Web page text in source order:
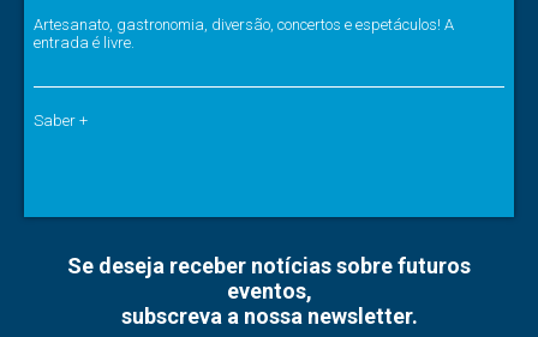
Artesanato, gastronomia, diversão, concertos e espetáculos! A
entrada é livre.
Saber +
Se deseja receber notícias sobre futuros
eventos,
subscreva a nossa newsletter.